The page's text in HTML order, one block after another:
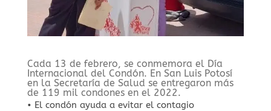
Cada 13 de febrero, se conmemora el Día
Internacional del Condón. En San Luis Potosí
en la Secretaría de Salud se entregaron más
de 119 mil condones en el 2022.
• El condón ayuda a evitar el contagio